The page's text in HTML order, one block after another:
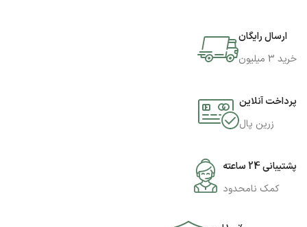
ارسال رایگان
خرید 3 میلیون
پرداخت آنلاین
زرین پال
پشتیبانی 24 ساعته
کمک نامحدود